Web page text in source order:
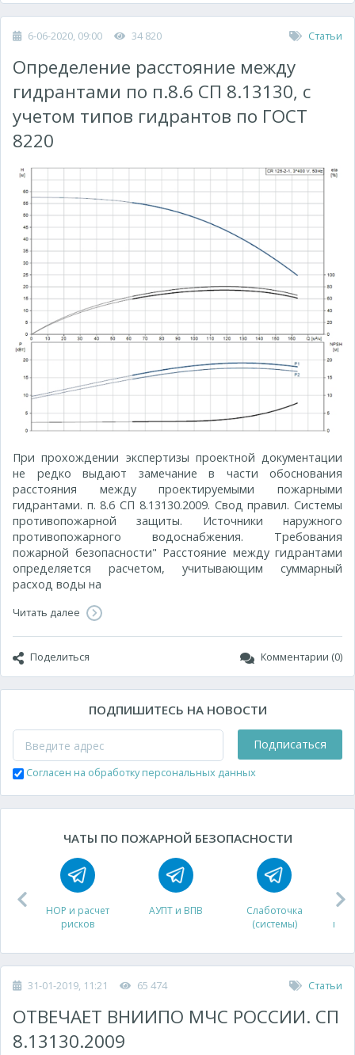
6-06-2020, 09:00 34 820 Статьи
Определение расстояние между
гидрантами по п.8.6 СП 8.13130, с
учетом типов гидрантов по ГОСТ
8220
При прохождении экспертизы проектной документации
не редко выдают замечание в части обоснования
расстояния между проектируемыми пожарными
гидрантами. п. 8.6 СП 8.13130.2009. Свод правил. Системы
противопожарной защиты. Источники наружного
противопожарного водоснабжения. Требования
пожарной безопасности" Расстояние между гидрантами
определяется расчетом, учитывающим суммарный
расход воды на
Читать далее
Поделиться Комментарии (0)
ПОДПИШИТЕСЬ НА НОВОСТИ
Подписаться
Согласен на обработку персональных данных
ЧАТЫ ПО ПОЖАРНОЙ БЕЗОПАСНОСТИ
НОР и расчет
рисков
АУПТ и ВПВ
Слаботочка
(системы)
31-01-2019, 11:21 65 474 Статьи
ОТВЕЧАЕТ ВНИИПО МЧС РОССИИ. СП
8.13130.2009